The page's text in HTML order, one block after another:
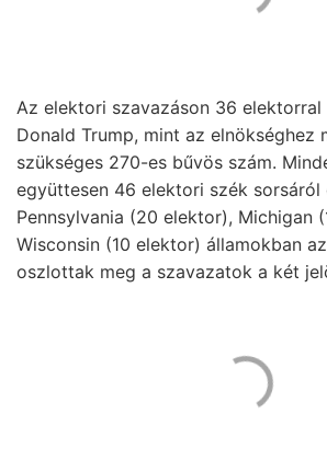
Az elektori szavazáson 36
Donald Trump, mint az elnökséghez
szükséges 270-es bűvös szám.
együttesen 46 elektori szék sorsáról
Pennsylvania (20 elektor), Michigan
Wisconsin (10 elektor) államokban
oszlottak meg a szavazatok a két